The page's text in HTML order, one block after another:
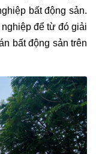
bất động sản.
để từ đó giải
bất động sản trên